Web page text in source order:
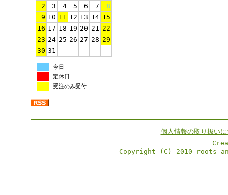
2
3 4 5 6 7
8
9 10 11 12 13 14 15
16 17 18 19 20 21 22
23 24 25 26 27 28 29
30 31
今日
定休日
受注のみ受付
個人情報の取り扱い
Copyright (C) 2010 roots